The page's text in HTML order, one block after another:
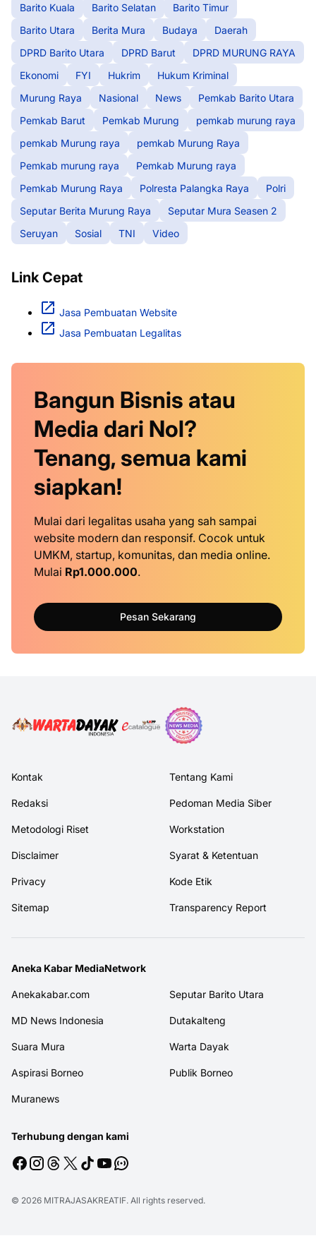
Barito Kuala Barito Selatan
Barito Timur
Barito Utara
Berita Mura Budaya
Daerah
DPRD Barito Utara
DPRD Barut
DPRD MURUNG RAYA
Ekonomi
FYI Hukrim
Hukum Kriminal
Murung Raya
Nasional News
Pemkab Barito Utara
Pemkab Barut
Pemkab Murung
pemkab murung raya
pemkab Murung raya
pemkab Murung Raya
Pemkab murung raya
Pemkab Murung raya
Pemkab Murung Raya
Polresta Palangka Raya
Polri
Seputar Berita Murung Raya
Seputar Mura Seasen 2
Seruyan
Sosial TNI Video
Link Cepat
Jasa Pembuatan Website
Jasa Pembuatan Legalitas
Bangun Bisnis atau
Media dari Nol?
Tenang, semua kami
siapkan!
Mulai dari legalitas usaha yang sah sampai
website modern dan responsif. Cocok untuk
UMKM, startup, komunitas, dan media online.
Mulai Rp1.000.000.
Pesan Sekarang
Kontak Tentang Kami
Redaksi Pedoman Media Siber
Metodologi Riset Workstation
Disclaimer Syarat & Ketentuan
Privacy Kode Etik
Sitemap Transparency Report
Aneka Kabar MediaNetwork
Anekakabar.com Seputar Barito Utara
MD News Indonesia Dutakalteng
Suara Mura Warta Dayak
Aspirasi Borneo Publik Borneo
Muranews
Terhubung dengan kami
© 2026 MITRAJASAKREATIF. All rights reserved.